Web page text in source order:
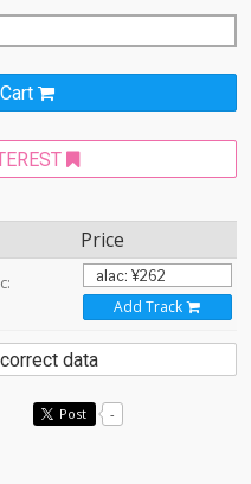
Price
Add Track
data
Post -